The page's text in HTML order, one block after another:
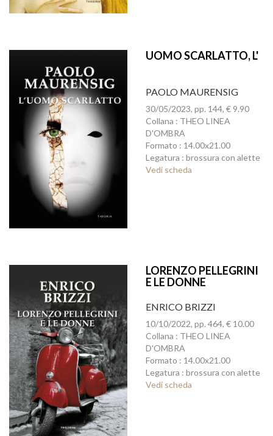
UOMO SCARLATTO, L'
PAOLO MAURENSIG
30/05/2023, pp. 144, € 9.90
Collana : THEO LINEA
D'OMBRA
Formato : 14.00x21.00
Legatura : brossura con alette
Vedi scheda
LORENZO PELLEGRINI
E LE DONNE
ENRICO BRIZZI
10/10/2022, pp. 464, € 10.00
Collana : THEO LINEA
D'OMBRA
Formato : 14.00x21.00
Legatura : brossura con alette
Vedi scheda